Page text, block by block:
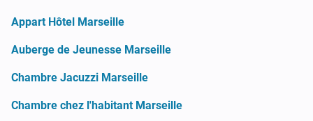
Appart Hôtel Marseille
Auberge de Jeunesse Marseille
Chambre Jacuzzi Marseille
Chambre chez l'habitant Marseille